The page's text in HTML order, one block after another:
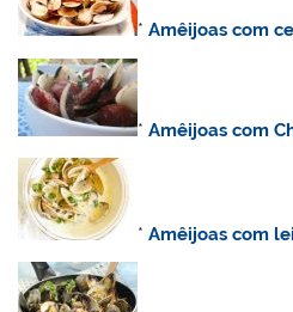
*Amêijoas com
*Amêijoas com
*Amêijoas com